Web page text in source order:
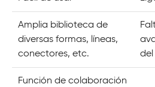
Amplia biblioteca de
diversas formas, líneas,
conectores, etc.
del
Función de colaboración